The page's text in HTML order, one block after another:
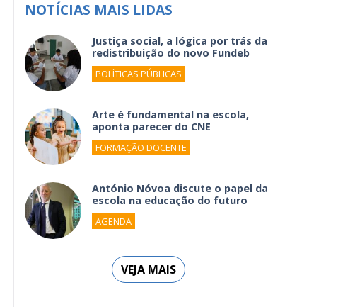
NOTÍCIAS MAIS LIDAS
Justiça social, a lógica por trás da
redistribuição do novo Fundeb
POLÍTICAS PÚBLICAS
Arte é fundamental na escola,
aponta parecer do CNE
FORMAÇÃO DOCENTE
António Nóvoa discute o papel da
escola na educação do futuro
AGENDA
VEJA MAIS